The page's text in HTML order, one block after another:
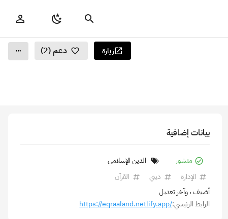
زيارة دعم (2)
بيانات إضافية
منشور
الدين الإسلامي
الإدارة
ديني
القرآن
أضيف، وآخر تعديل
الرابط الرئيسي:https://eqraaland.netlify.app/